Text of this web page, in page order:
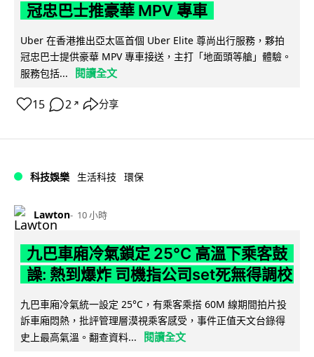
冠忠巴士推豪華 MPV 專車
Uber 在香港推出亞太區首個 Uber Elite 尊尚出行服務，夥拍
冠忠巴士提供豪華 MPV 專車接送，主打「地面頭等艙」體驗。
服務包括...
閱讀全文
15 2 ↗ 分享
科技娛樂 生活科技 環保
Lawton 10 小時
九巴車廂冷氣鎖定 25°C 高溫下乘客鼓
譟: 熱到爆炸 司機指公司set死無得調校
九巴車廂冷氣統一設定 25°C，有乘客乘搭 60M 線期間拍片投
訴車廂悶熱，批評管理層漠視乘客感受，事件正值天文台錄得
史上最高氣溫。翻查資料...
閱讀全文